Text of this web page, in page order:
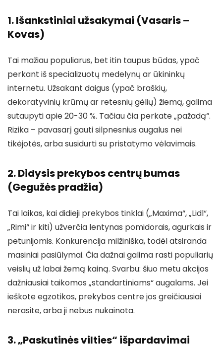
1. Išankstiniai užsakymai (Vasaris –
Kovas)
Tai mažiau populiarus, bet itin taupus būdas, ypač
perkant iš specializuotų medelynų ar ūkininkų
internetu. Užsakant daigus (ypač braškių,
dekoratyvinių krūmų ar retesnių gėlių) žiemą, galima
sutaupyti apie 20-30 %. Tačiau čia perkate „pažadą“.
Rizika – pavasarį gauti silpnesnius augalus nei
tikėjotės, arba susidurti su pristatymo vėlavimais.
2. Didysis prekybos centrų bumas
(Gegužės pradžia)
Tai laikas, kai didieji prekybos tinklai („Maxima“, „Lidl“,
„Rimi“ ir kiti) užverčia lentynas pomidorais, agurkais ir
petunijomis. Konkurencija milžiniška, todėl atsiranda
masiniai pasiūlymai. Čia dažnai galima rasti populiarių
veislių už labai žemą kainą. Svarbu: šiuo metu akcijos
dažniausiai taikomos „standartiniams“ augalams. Jei
ieškote egzotikos, prekybos centre jos greičiausiai
nerasite, arba ji nebus nukainota.
3. „Paskutinės vilties“ išpardavimai